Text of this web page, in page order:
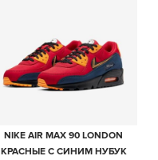
NIKE AIR MAX 90 LONDON
КРАСНЫЕ С СИНИМ НУБУК